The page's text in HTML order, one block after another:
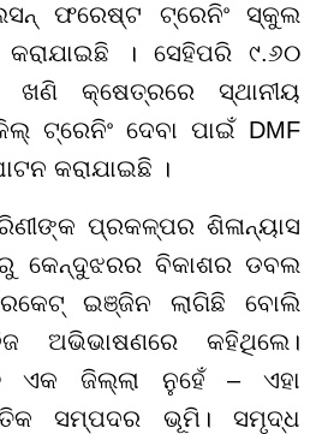
ଫରେଷ୍ଟ ଟ୍ରେନିଂ ସ୍କୁଲ
। ସେହିପରି ୯.୬୦
ଖଣି କ୍ଷେତ୍ରରେ ସ୍ଥାନୀୟ
ଟ୍ରେନିଂ ଦେବା ପାଇଁ DMF
କରାଯାଇଛି ।
ପ୍ରକଳ୍ପର ଶିଳାନ୍ୟାସ
କେନ୍ଦୁଝରର ବିକାଶର ଡବଲ
ଇଞ୍ଜିନ ଲାଗିଛି ବୋଲି
ଅଭିଭାଷଣରେ କହିଥିଲେ।
ଏକ ଜିଲ୍ଲା ନୁହେଁ – ଏହା
ସମ୍ପଦର ଭୂମି। ସମୃଦ୍ଧ